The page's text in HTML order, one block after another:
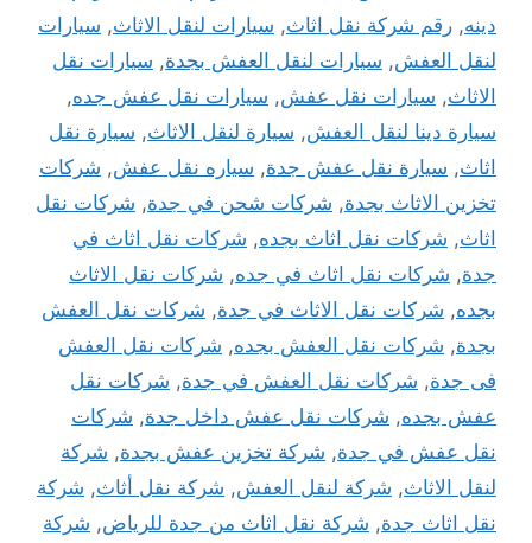
دينه, رقم شركة نقل اثاث, سيارات لنقل الاثاث, سيارات
لنقل العفش, سيارات لنقل العفش بجدة, سيارات نقل
الاثاث, سيارات نقل عفش, سيارات نقل عفش جده,
سيارة دينا لنقل العفش, سيارة لنقل الاثاث, سيارة نقل
اثاث, سيارة نقل عفش جدة, سياره نقل عفش, شركات
تخزين الاثاث بجدة, شركات شحن في جدة, شركات نقل
اثاث, شركات نقل اثاث بجده, شركات نقل اثاث في
جدة, شركات نقل اثاث في جده, شركات نقل الاثاث
بجده, شركات نقل الاثاث في جدة, شركات نقل العفش
بجدة, شركات نقل العفش بجده, شركات نقل العفش
فى جدة, شركات نقل العفش في جدة, شركات نقل
عفش بجده, شركات نقل عفش داخل جدة, شركات
نقل عفش في جدة, شركة تخزين عفش بجدة, شركة
لنقل الاثاث, شركة لنقل العفش, شركة نقل أثاث, شركة
نقل اثاث جدة, شركة نقل اثاث من جدة للرياض, شركة